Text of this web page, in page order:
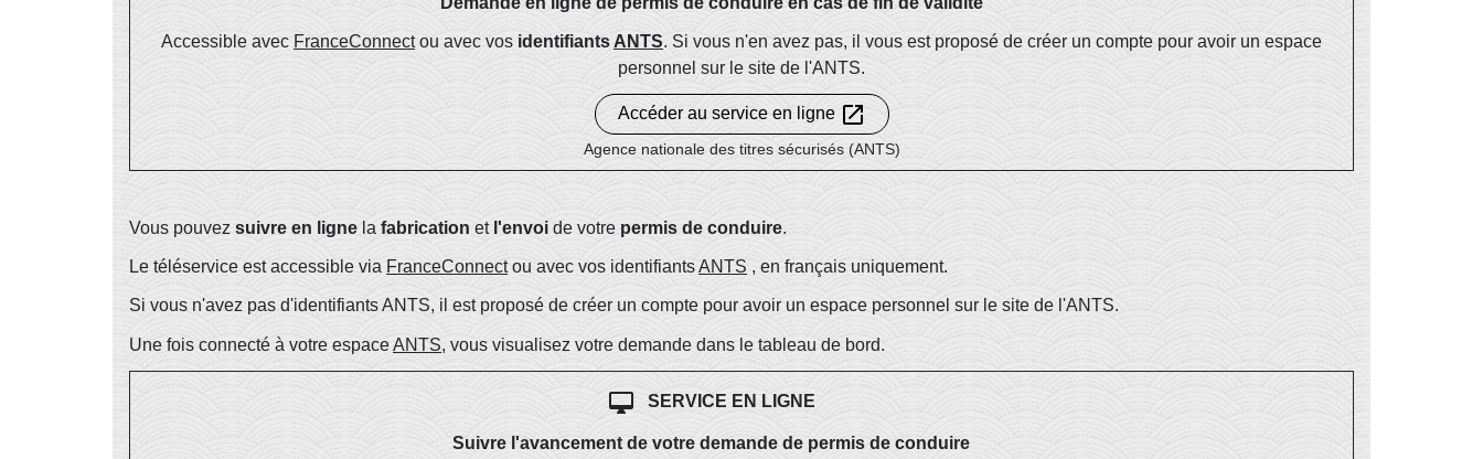
Accessible avec FranceConnectou avec vos identifiants ANTS. Si vous n'en avez pas, il vous est proposé de créer un compte pour avoir un espace
personnel sur le site de l'ANTS.
Accéder au service en ligne open_in_new
Agence nationale des titres sécurisés (ANTS)
Vous pouvez suivre en ligne la fabrication et l'envoi de votre permis de conduire.
Le téléservice est accessible via FranceConnectou avec vos identifiantsANTS , en français uniquement.
Si vous n'avez pas d'identifiants ANTS, il est proposé de créer un compte pour avoir un espace personnel sur le site de l'ANTS.
Une fois connecté à votre espaceANTS, vous visualisez votre demande dans le tableau de bord.
desktop_mac SERVICE EN LIGNE
Suivre l'avancement de votre demande de permis de conduire